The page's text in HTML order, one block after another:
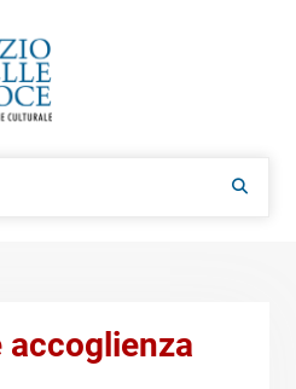
Search
accoglienza